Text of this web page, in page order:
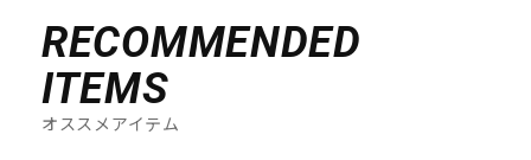
RECOMMENDED
ITEMS
オススメアイテム